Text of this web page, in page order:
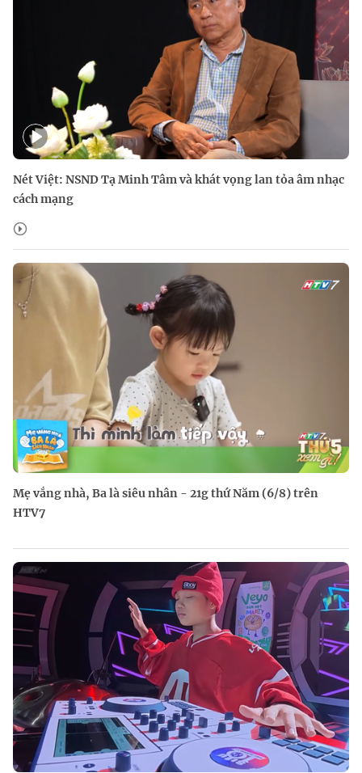
Nét Việt: NSND Tạ Minh Tâm và khát vọng lan tỏa âm nhạc
cách mạng
Mẹ vắng nhà, Ba là siêu nhân - 21g thứ Năm (6/8) trên
HTV7